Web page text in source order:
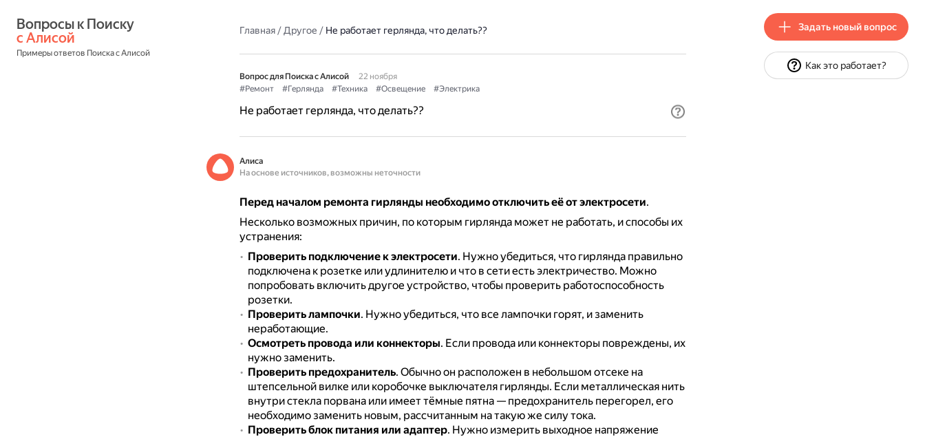
с Алисой
Примеры ответов Поиска с Алисой
Главная/Другое / Не работает герлянда, что делать??
Вопрос для Поиска с Алисой
22 ноября
#Ремонт
#Герлянда #Техника #Освещение #Электрика
Не работает герлянда, что делать??
Алиса
На основе источников, возможны неточности
Перед началом ремонта гирлянды необходимо отключить её от электросети.
Несколько возможных причин, по которым гирлянда может не работать, и способы их
устранения:
Проверить подключение к электросети. Нужно убедиться, что гирлянда правильно
подключена к розетке или удлинителю и что в сети есть электричество. Можно
попробовать включить другое устройство, чтобы проверить работоспособность
розетки.
Проверить лампочки. Нужно убедиться, что все лампочки горят, и заменить
неработающие.
Осмотреть провода или коннекторы. Если провода или коннекторы повреждены, их
нужно заменить.
Проверить предохранитель. Обычно он расположен в небольшом отсеке на
штепсельной вилке или коробочке выключателя гирлянды. Если металлическая нить
внутри стекла порвана или имеет тёмные пятна — предохранитель перегорел, его
необходимо заменить новым, рассчитанным на такую же силу тока.
Проверить блок питания или адаптер. Нужно измерить выходное напряжение
Задать новый вопрос
Как это работает?